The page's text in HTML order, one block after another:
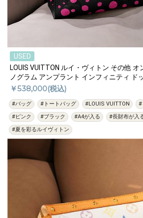
USED
LOUIS VUITTON ルイ・ヴィトン その他 オンザゴー MM LVxYK モ
ノグラム アンプラント インフィニティ ド
ャ M46418
￥538,000(税込)
#バッグ #トートバッグ #LOUIS VUITTON #
#ピンク
#ブラック #A4が入る #長財布が入
#夏を彩るルイヴィトン